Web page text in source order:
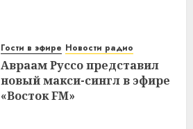
Гости в эфире Новости радио
Авраам Руссо представил
новый макси-сингл в эфире
«Восток FM»